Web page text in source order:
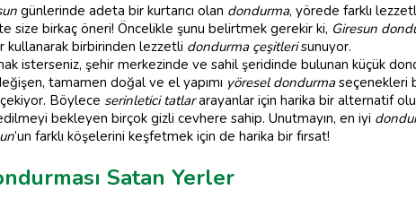
günlerinde adeta bir kurtarıcı olan dondurma, yörede farklı
size birkaç öneri! Öncelikle şunu belirtmek gerekir ki, Giresun
birbirinden lezzetli dondurma çeşitlerisunuyor.
isterseniz, şehir merkezinde ve sahil şeridinde bulunan küçük
tamamen doğal ve el yapımı yöresel dondurmaseçenekleri
Böylece serinletici tatlararayanlar için harika bir alternatif
bekleyen birçok gizli cevhere sahip. Unutmayın, en iyi
’un farklı köşelerini keşfetmek için de harika bir fırsat!
Satan Yerler